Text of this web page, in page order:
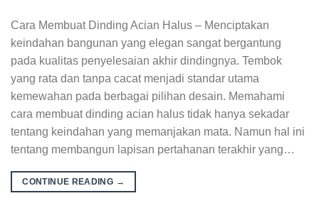
Cara Membuat Dinding Acian Halus – Menciptakan
keindahan bangunan yang elegan sangat bergantung
pada kualitas penyelesaian akhir dindingnya. Tembok
yang rata dan tanpa cacat menjadi standar utama
kemewahan pada berbagai pilihan desain. Memahami
cara membuat dinding acian halus tidak hanya sekadar
tentang keindahan yang memanjakan mata. Namun hal ini
tentang membangun lapisan pertahanan terakhir yang…
CONTINUE READING →